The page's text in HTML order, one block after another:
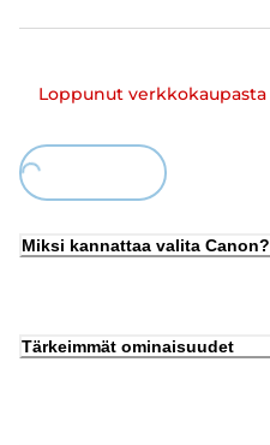
Loppunut verkkokaupasta
Miksi kannattaa valita Canon?
Tärkeimmät ominaisuudet